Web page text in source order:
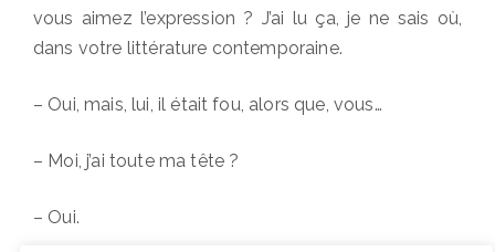
vous aimez l’expression ? J’ai lu ça, je ne sais où,
dans votre littérature contemporaine.
– Oui, mais, lui, il était fou, alors que, vous…
– Moi, j’ai toute ma tête ?
– Oui.